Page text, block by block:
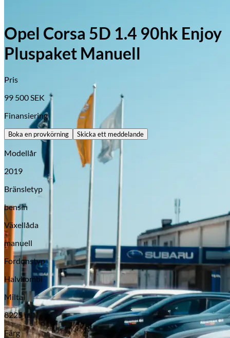
Opel
Serviceverkstad
Opel Corsa 5D 1.4 90hk Enjoy
Pluspaket Manuell
Pris
99 500 SEK
Finansiering
Boka en provkörning Skicka ett meddelande
Modellår
2019
Bränsletyp
bensin
Växellåda
manuell
Fordonstyp
Halvkombi
Miltal
8225 mil
Färg